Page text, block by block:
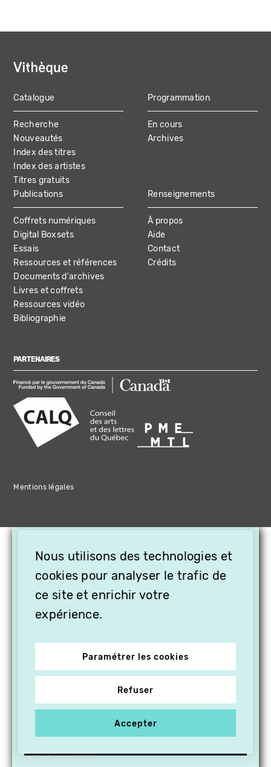
MAIN
NAVIGATION
Catalogue
Recherche
Nouveautés
Index des titres
Index des artistes
Titres gratuits
Programmation
En cours
Archives
Publications
Coffrets numériques
Digital Boxsets
Essais
Ressources et références
Documents d'archives
Livres et coffrets
Ressources vidéo
Bibliographie
Renseignements
À propos
Aide
Contact
Crédits
PARTENAIRES
Mentions légales
Nous utilisons des technologies et
cookies pour analyser le trafic de
ce site et enrichir votre
expérience.
Paramétrer les cookies
Refuser
Accepter
OFFREZ LA VIDÉO EN
CADEAU, ABONNEZ VOS
PROCHES À VITHÈQUE !